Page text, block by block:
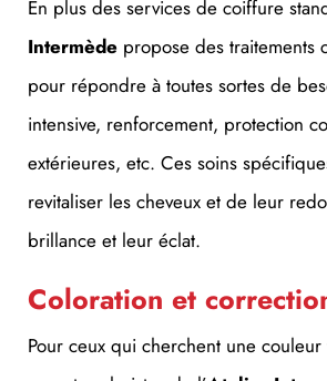
Intermèdepropose des traitements
pour répondre à toutes sortes de
intensive, renforcement, protection
extérieures, etc. Ces soins
revitaliser les cheveux et de leur
brillance et leur éclat.
Pour ceux qui cherchent une couleur
experts coloristes de l’Atelier